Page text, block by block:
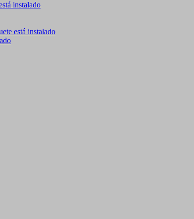
instalado
está instalado